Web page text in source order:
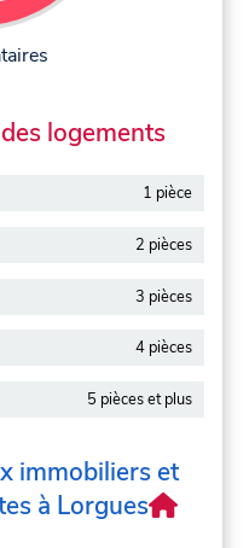
logements
1 pièce
2 pièces
3 pièces
4 pièces
5 pièces et plus
immobiliers et
à Lorgues